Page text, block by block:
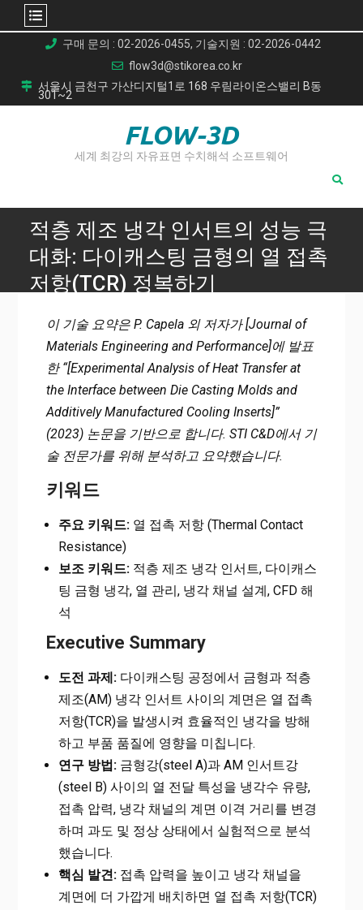
content
구매 문의 : 02-2026-0455, 기술지원 : 02-2026-0442
flow3d@stikorea.co.kr
서울시 금천구 가산디지털1로 168 우림라이온스밸리 B동
301~2
FLOW-3D
세계 최강의 자유표면 수치해석 소프트웨어
적층 제조 냉각 인서트의 성능 극
대화: 다이캐스팅 금형의 열 접촉
저항(TCR) 정복하기
적층 제조 냉각 인서트의 성능 극대화: 다이캐스팅 금형의 열
접촉 저항(TCR) 정복하기
이 기술 요약은 P. Capela 외 저자가 [Journal of
Materials Engineering and Performance]에 발표
한 “[Experimental Analysis of Heat Transfer at
the Interface between Die Casting Molds and
Additively Manufactured Cooling Inserts]”
(2023) 논문을 기반으로 합니다. STI C&D에서 기
술 전문가를 위해 분석하고 요약했습니다.
키워드
주요 키워드:열 접촉 저항 (Thermal Contact
Resistance)
보조 키워드:적층 제조 냉각 인서트, 다이캐스
팅 금형 냉각, 열 관리, 냉각 채널 설계, CFD 해
석
Executive Summary
도전 과제:다이캐스팅 공정에서 금형과 적층
제조(AM) 냉각 인서트 사이의 계면은 열 접촉
저항(TCR)을 발생시켜 효율적인 냉각을 방해
하고 부품 품질에 영향을 미칩니다.
연구 방법:금형강(steel A)과 AM 인서트강
(steel B) 사이의 열 전달 특성을 냉각수 유량,
접촉 압력, 냉각 채널의 계면 이격 거리를 변경
하며 과도 및 정상 상태에서 실험적으로 분석
했습니다.
핵심 발견:접촉 압력을 높이고 냉각 채널을
계면에 더 가깝게 배치하면 열 접촉 저항(TCR)